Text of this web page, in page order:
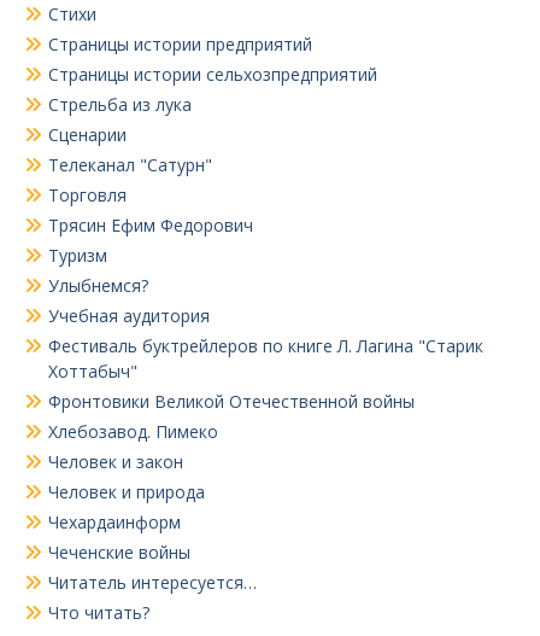
Стихи
Страницы истории предприятий
Страницы истории сельхозпредприятий
Стрельба из лука
Сценарии
Телеканал "Сатурн"
Торговля
Трясин Ефим Федорович
Туризм
Улыбнемся?
Учебная аудитория
Фестиваль буктрейлеров по книге Л. Лагина "Старик
Хоттабыч"
Фронтовики Великой Отечественной войны
Хлебозавод. Пимеко
Человек и закон
Человек и природа
Чехардаинформ
Чеченские войны
Читатель интересуется…
Что читать?